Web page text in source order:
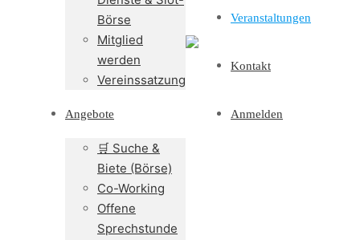
Börse
Mitglied
werden
Vereinssatzung
Angebote
🛒 Suche &
Biete (Börse)
Co-Working
Offene
Sprechstunde
Veranstaltungen
Kontakt
Anmelden